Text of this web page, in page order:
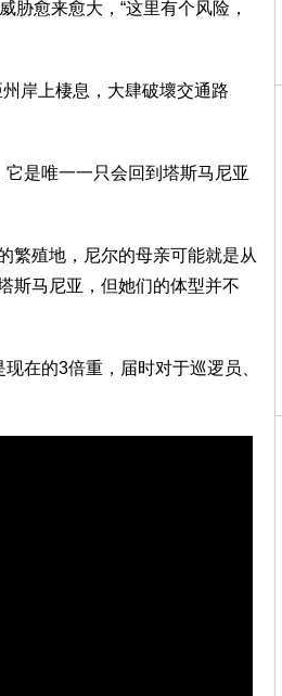
胁愈来愈大，“这里有个风险，
是唯一一只会回到塔斯马尼亚
繁殖地，尼尔的母亲可能就是从
斯马尼亚，但她们的体型并不
在的3倍重，届时对于巡逻员、